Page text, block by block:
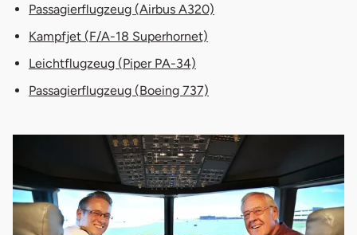
Passagierflugzeug (Airbus A320)
Kampfjet (F/A-18 Superhornet)
Leichtflugzeug (Piper PA-34)
Passagierflugzeug (Boeing 737)